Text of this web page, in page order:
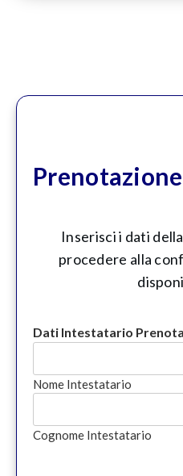
Prenotazione
Inserisci i dati
procedere alla
Dati Intestatario
Nome Intestatario
Cognome Intestatario